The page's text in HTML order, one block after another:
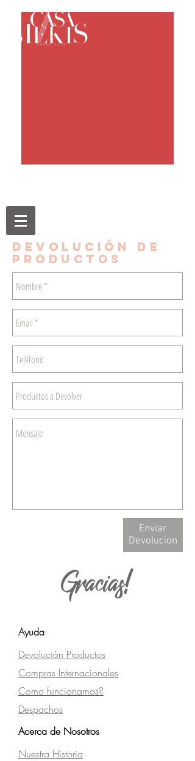
DEVOLUCIÓN DE
PRODUCTOS
Enviar
Devolucion
Ayuda
Devolución Productos
Compras Internacionales
Como funcionamos?
Despachos
Acerca de Nosotros
Nuestra Historia